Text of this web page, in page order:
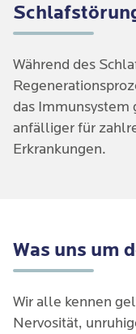
Während des
das Immunsystem
anfälliger für
Erkrankungen.
Was uns um
Wir alle kennen
Nervosität,